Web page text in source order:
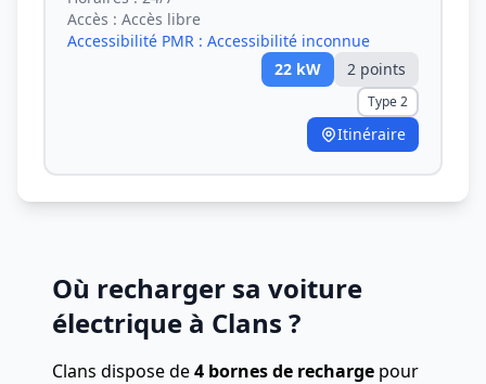
Accès : Accès libre
Accessibilité PMR : Accessibilité inconnue
22 kW 2 points
Type 2
Itinéraire
Où recharger sa voiture
électrique à Clans ?
Clans dispose de4 bornes de recharge pour